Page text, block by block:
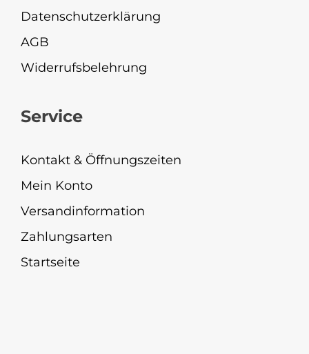
Datenschutzerklärung
AGB
Widerrufsbelehrung
Service
Kontakt & Öffnungszeiten
Mein Konto
Versandinformation
Zahlungsarten
Startseite